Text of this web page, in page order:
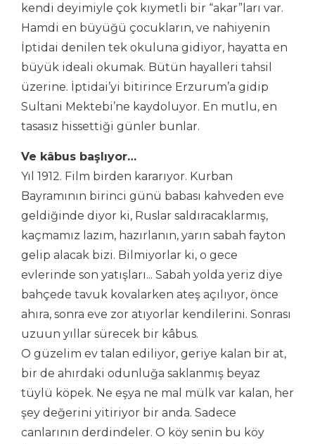
kendi deyimiyle çok kıymetli bir “akar”ları var.
Hamdi en büyüğü çocukların, ve nahiyenin
İptidai denilen tek okuluna gidiyor, hayatta en
büyük ideali okumak. Bütün hayalleri tahsil
üzerine. İptidai’yi bitirince Erzurum’a gidip
Sultani Mektebi’ne kaydoluyor. En mutlu, en
tasasız hissettiği günler bunlar.
Ve kâbus başlıyor…
Yıl 1912. Film birden kararıyor. Kurban
Bayramının birinci günü babası kahveden eve
geldiğinde diyor ki, Ruslar saldıracaklarmış,
kaçmamız lazım, hazırlanın, yarın sabah fayton
gelip alacak bizi. Bilmiyorlar ki, o gece
evlerinde son yatışları... Sabah yolda yeriz diye
bahçede tavuk kovalarken ateş açılıyor, önce
ahıra, sonra eve zor atıyorlar kendilerini. Sonrası
uzuun yıllar sürecek bir kâbus.
O güzelim ev talan ediliyor, geriye kalan bir at,
bir de ahırdaki odunluğa saklanmış beyaz
tüylü köpek. Ne eşya ne mal mülk var kalan, her
şey değerini yitiriyor bir anda. Sadece
canlarının derdindeler. O köy senin bu köy